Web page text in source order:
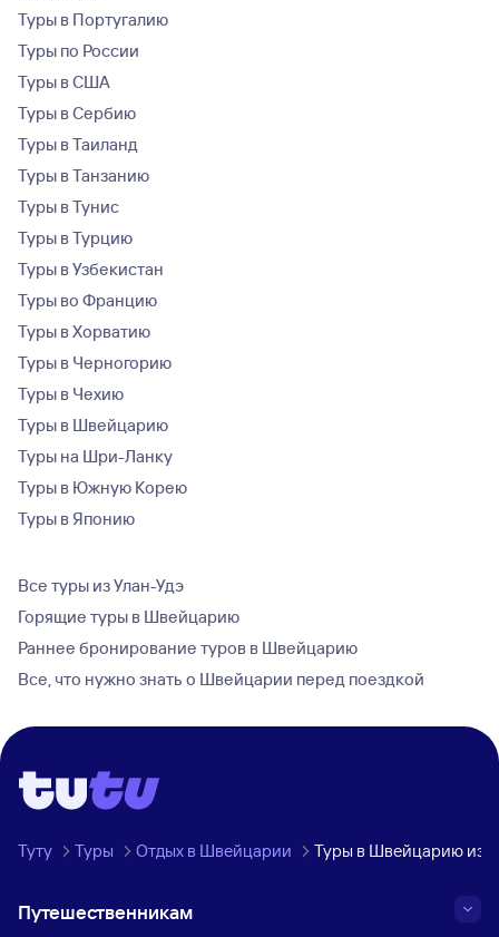
Туры в Португалию
Туры по России
Туры в США
Туры в Сербию
Туры в Таиланд
Туры в Танзанию
Туры в Тунис
Туры в Турцию
Туры в Узбекистан
Туры во Францию
Туры в Хорватию
Туры в Черногорию
Туры в Чехию
Туры в Швейцарию
Туры на Шри-Ланку
Туры в Южную Корею
Туры в Японию
Все туры из Улан-Удэ
Горящие туры в Швейцарию
Раннее бронирование туров в Швейцарию
Все, что нужно знать о Швейцарии перед поездкой
Туту Туры Отдых в Швейцарии Туры в Швейцарию из
Путешественникам